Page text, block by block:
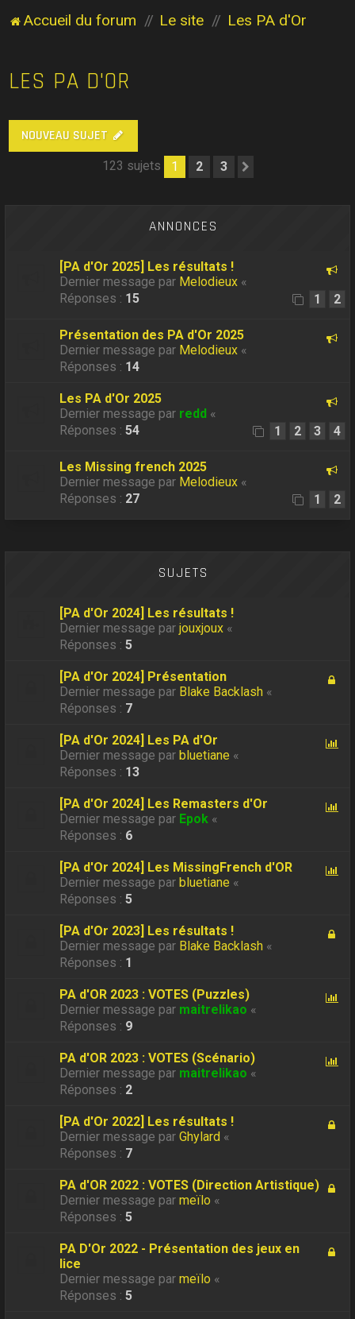
Accueil du forum Le site Les PA d'Or
LES PA D'OR
NOUVEAU SUJET
123 sujets 1 2 3
ANNONCES
[PA d'Or 2025] Les résultats !
Dernier message par Melodieux «
Réponses : 15 1 2
Présentation des PA d'Or 2025
Dernier message par Melodieux «
Réponses : 14
Les PA d'Or 2025
Dernier message par redd «
Réponses :54 1 2 3 4
Les Missing french 2025
Dernier message par Melodieux «
Réponses : 27 1 2
SUJETS
[PA d'Or 2024] Les résultats !
Dernier message parjouxjoux «
Réponses :5
[PA d'Or 2024] Présentation
Dernier message par Blake Backlash «
Réponses : 7
[PA d'Or 2024] Les PA d'Or
Dernier message par bluetiane «
Réponses : 13
[PA d'Or 2024] Les Remasters d'Or
Dernier message par Epok «
Réponses : 6
[PA d'Or 2024] Les MissingFrench d'OR
Dernier message par bluetiane «
Réponses :5
[PA d'Or 2023] Les résultats !
Dernier message par Blake Backlash «
Réponses : 1
PA d'OR 2023 : VOTES (Puzzles)
Dernier message par maitrelikao «
Réponses : 9
PA d'OR 2023 : VOTES (Scénario)
Dernier message par maitrelikao «
Réponses : 2
[PA d'Or 2022] Les résultats !
Dernier message parGhylard «
Réponses : 7
PA d'OR 2022 : VOTES (Direction Artistique)
Dernier message parmeïlo «
Réponses :5
PA D'Or 2022 - Présentation des jeux en
lice
Dernier message parmeïlo «
Réponses :5